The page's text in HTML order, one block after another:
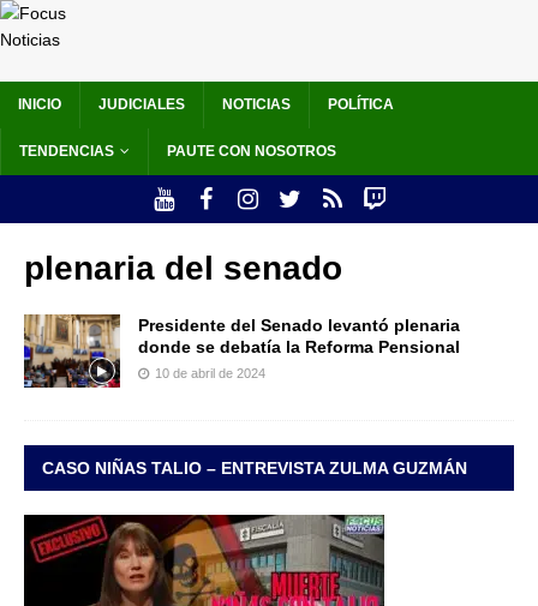
INICIO JUDICIALES NOTICIAS POLÍTICA
TENDENCIAS PAUTE CON NOSOTROS
plenaria del senado
Presidente del Senado levantó plenaria
donde se debatía la Reforma Pensional
10 de abril de 2024
CASO NIÑAS TALIO – ENTREVISTA ZULMA GUZMÁN